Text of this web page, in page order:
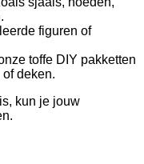
figuren of
toffe DIY pakketten
deken.
kun je jouw